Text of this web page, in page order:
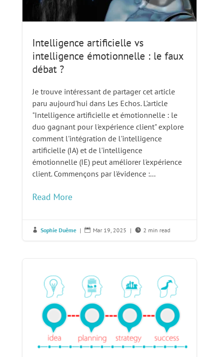
Intelligence artificielle vs
intelligence émotionnelle : le faux
débat ?
Je trouve intéressant de partager cet article
paru aujourd'hui dans Les Echos. L'article
"Intelligence artificielle et émotionnelle : le
duo gagnant pour l'expérience client" explore
comment l'intégration de l'intelligence
artificielle (IA) et de l'intelligence
émotionnelle (IE) peut améliorer l'expérience
client. Commençons par l'évidence :...
Read More
 Sophie Duême |  Mar 19, 2025 |  2 min read